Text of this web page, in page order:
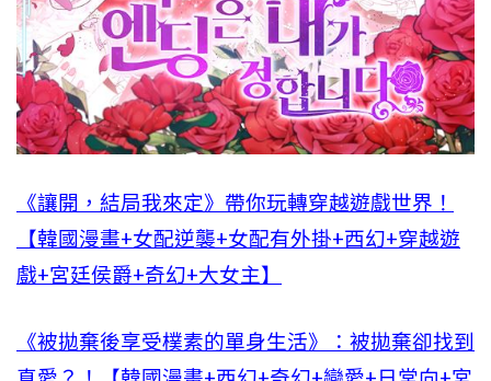
《讓開，結局我來定》帶你玩轉穿越遊戲世界！
【韓國漫畫+女配逆襲+女配有外掛+西幻+穿越遊
戲+宮廷侯爵+奇幻+大女主】
《被拋棄後享受樸素的單身生活》：被拋棄卻找到